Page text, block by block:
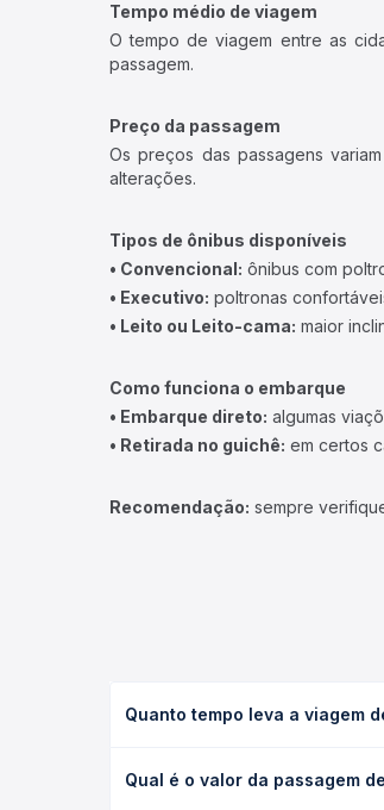
Tempo médio de viagem
O tempo de viagem entre as
passagem.
Preço da passagem
Os preços das passagens
alterações.
Tipos de ônibus disponíveis
• Convencional: ônibus com
• Executivo: poltronas
• Leito ou Leito-cama: maior
Como funciona o embarque
• Embarque direto: algumas
• Retirada no guichê: em certos
Recomendação: sempre
Quanto tempo leva a viagem
serviço (convencional,
Qual é o valor da passagem